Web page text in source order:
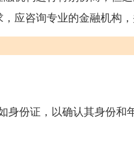
应咨询专业的金融机构
身份证，以确认其身份和